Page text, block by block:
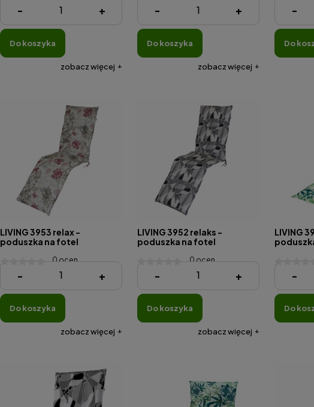
224,03 zł
- +
do koszyka
zobacz więcej
193,45 zł
- +
do koszyka
zobacz więcej
201,61
-
do
LIVING 3953 relax -
poduszka na fotel
0 ocen
201,61 zł
- +
do koszyka
zobacz więcej
LIVING 3952 relaks -
poduszka na fotel
0 ocen
183,25 zł
- +
do koszyka
zobacz więcej
LIVING
111,92 zł
-
do